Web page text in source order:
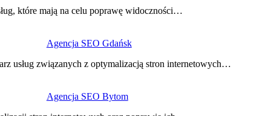
które mają na celu poprawę widoczności…
Agencja SEO Gdańsk
usług związanych z optymalizacją stron internetowych…
Agencja SEO Bytom